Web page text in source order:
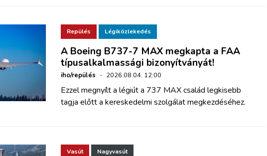
Repülés Légiközlekedés
A Boeing B737-7 MAX megkapta a FAA
típusalkalmassági bizonyítványát!
iho/repülés · 2026.08.04. 12:00
Ezzel megnyílt a légiút a 737 MAX család legkisebb
tagja előtt a kereskedelmi szolgálat megkezdéséhez.
Vasút Nagyvasút